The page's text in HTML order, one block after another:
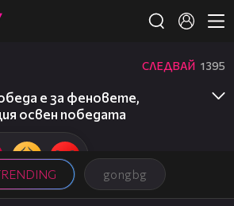
gongbg
СЛЕДВАЙ 1395
е за феновете,
освен победата